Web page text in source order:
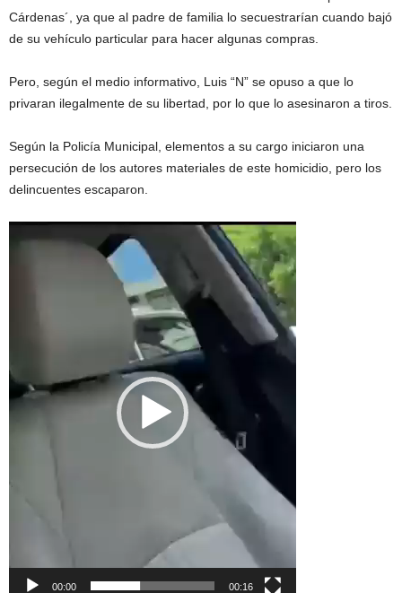
Cárdenas´, ya que al padre de familia lo secuestrarían cuando bajó
de su vehículo particular para hacer algunas compras.
Pero, según el medio informativo, Luis “N” se opuso a que lo
privaran ilegalmente de su libertad, por lo que lo asesinaron a tiros.
Según la Policía Municipal, elementos a su cargo iniciaron una
persecución de los autores materiales de este homicidio, pero los
delincuentes escaparon.
00:00 00:16